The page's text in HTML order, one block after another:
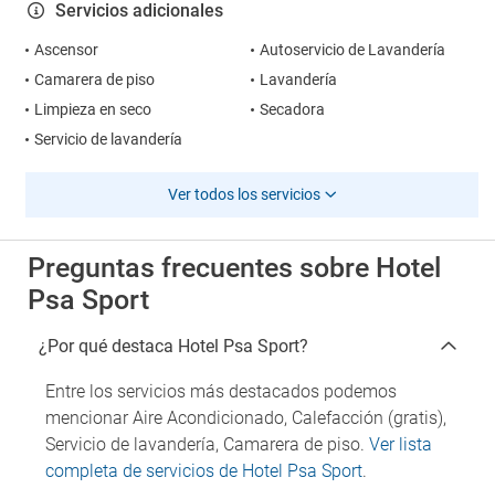
Servicios adicionales
Ascensor
Autoservicio de Lavandería
Camarera de piso
Lavandería
Limpieza en seco
Secadora
Servicio de lavandería
Ver todos los servicios
Preguntas frecuentes sobre Hotel
Psa Sport
¿Por qué destaca Hotel Psa Sport?
Entre los servicios más destacados podemos
mencionar Aire Acondicionado, Calefacción (gratis),
Servicio de lavandería, Camarera de piso. Ver lista
completa de servicios de Hotel Psa Sport.